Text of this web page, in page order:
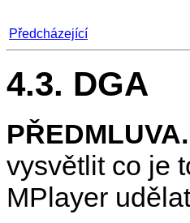
Předcházející
4.3. DGA
PŘEDMLUVA.
vysvětlit co je
MPlayer